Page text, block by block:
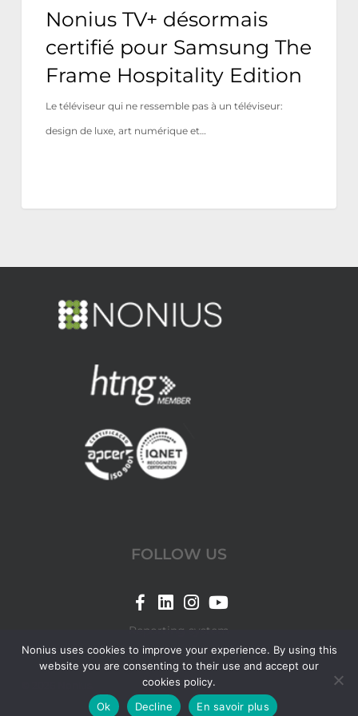
Nonius TV+ désormais
certifié pour Samsung The
Frame Hospitality Edition
Le téléviseur qui ne ressemble pas à un téléviseur:
design de luxe, art numérique et…
FOLLOW US
Link
Nonius
Facebook
page
Link
Nonius
LinkedIn
page
Link
Nonius
Instagram
page
Link
Nonius
YouTube
page
Reporting system
Nonius uses cookies to improve your experience. By using this
website you are consenting to their use and accept our
cookies policy.
Ok
Decline En savoir plus